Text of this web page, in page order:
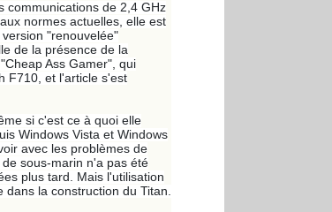
communications de 2,4 GHz
normes actuelles, elle est
"renouvelée"
de la présence de la
Ass Gamer", qui
F710, et l'article s'est
si c'est ce à quoi elle
Windows Vista et Windows
avec les problèmes de
sous-marin n'a pas été
plus tard. Mais l'utilisation
la construction du Titan.